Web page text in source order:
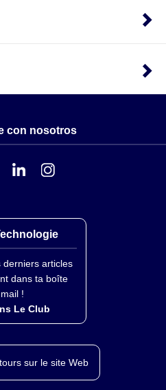
con nosotros
derniers articles
dans ta boîte
mail !
Le Club
sur le site Web